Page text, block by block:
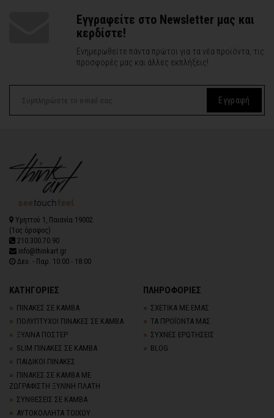
Εγγραφείτε στο Newsletter μας και
κερδίστε!
Ενημερωθείτε πάντα πρώτοι για τα νέα προϊόντα, τις
προσφορές μας και άλλες εκπλήξεις!
Εγγραφή
Υμηττού 1, Παιανία 19002
(1ος όροφος)
210.300.70.90
info@thinkart.gr
Δευ. - Παρ. 10:00 - 18:00
ΚΑΤΗΓΟΡΙΕΣ
ΠΙΝΑΚΕΣ ΣΕ ΚΑΜΒΑ
ΠΟΛΥΠΤΥΧΟΙ ΠΙΝΑΚΕΣ ΣΕ ΚΑΜΒΑ
ΞΥΛΙΝΑ ΠΟΣΤΕΡ
SLIM ΠΙΝΑΚΕΣ ΣΕ ΚΑΜΒΑ
ΠΑΙΔΙΚΟΙ ΠΙΝΑΚΕΣ
ΠΙΝΑΚΕΣ ΣΕ ΚΑΜΒΑ ΜΕ
ΖΩΓΡΑΦΙΣΤΗ ΞΥΛΙΝΗ ΠΛΑΤΗ
ΣΥΝΘΕΣΕΙΣ ΣΕ ΚΑΜΒΑ
ΑΥΤΟΚΟΛΛΗΤΑ ΤΟΙΧΟΥ
ΠΛΗΡΟΦΟΡΙΕΣ
ΣΧΕΤΙΚΑ ΜΕ ΕΜΑΣ
ΤΑ ΠΡΟΪΟΝΤΑ ΜΑΣ
ΣΥΧΝΕΣ ΕΡΩΤΗΣΕΙΣ
BLOG